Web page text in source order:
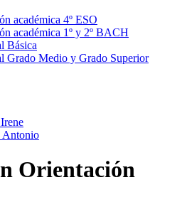
académica 4º ESO
académica 1º y 2º BACH
Básica
Grado Medio y Grado Superior
Antonio
Orientación